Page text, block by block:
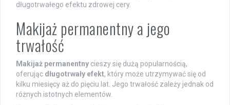
długotrwałego efektu zdrowej cery.
Makijaż permanentny a jego
trwałość
Makijaż permanentny cieszy się dużą popularnością,
oferując długotrwały efekt, który może utrzymywać się od
kilku miesięcy aż do pięciu lat. Jego trwałość zależy jednak od
różnych istotnych elementów.